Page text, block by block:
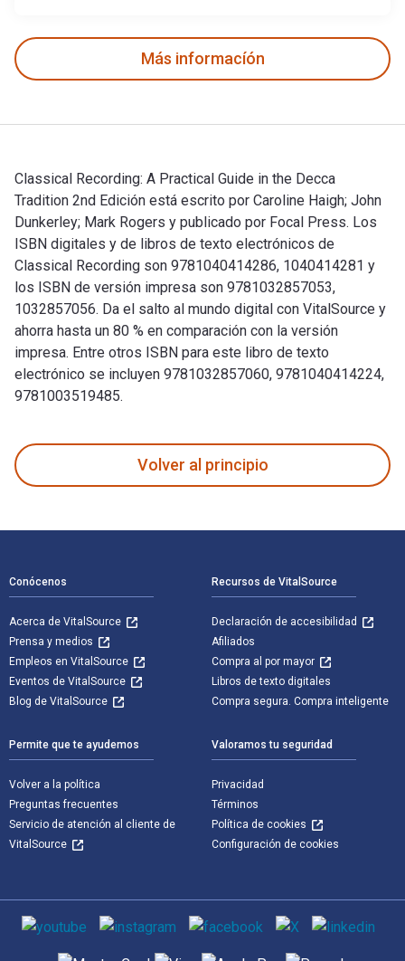
Más informacíón
Classical Recording: A Practical Guide in the Decca
Tradition 2nd Edición está escrito por Caroline Haigh; John
Dunkerley; Mark Rogers y publicado por Focal Press. Los
ISBN digitales y de libros de texto electrónicos de
Classical Recording son 9781040414286, 1040414281 y
los ISBN de versión impresa son 9781032857053,
1032857056. Da el salto al mundo digital con VitalSource y
ahorra hasta un 80 % en comparación con la versión
impresa. Entre otros ISBN para este libro de texto
electrónico se incluyen 9781032857060, 9781040414224,
9781003519485.
Volver al principio
Conócenos
Acerca de VitalSource
Prensa y medios
Empleos en VitalSource
Eventos de VitalSource
Blog de VitalSource
Recursos de VitalSource
Declaración de accesibilidad
Afiliados
Compra al por mayor
Libros de texto digitales
Compra segura. Compra inteligente
Permite que te ayudemos
Volver a la política
Preguntas frecuentes
Servicio de atención al cliente de
VitalSource
Valoramos tu seguridad
Privacidad
Términos
Política de cookies
Configuración de cookies
Medios de comunicación social